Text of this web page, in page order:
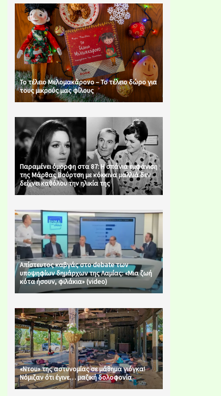
Το τέλειο Μελομακάρονο – Το τέλειο δώρο για
τους μικρούς μας φίλους
Παραμένει όμορφη στα 87: Η σπάνια εμφάνιση
της Μάρθας Βούρτση με κόκκινα μαλλιά δεν
δείχνει καθόλου την ηλικία της
Απίστευτος καβγάς στο debate των
υποψηφίων δημάρχων της Λαμίας: «Μια ζωή
κότα ήσουν, φιλάκια» (video)
«Ντου» της αστυνομίας σε μάθημα γιόγκα!
Νόμιζαν ότι έγινε… μαζική δολοφονία